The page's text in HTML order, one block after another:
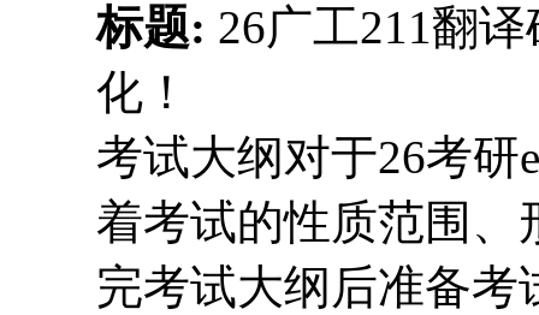
标题: 26广工211翻
化！
考试大纲对于26考
着考试的性质范围、
完考试大纲后准备考